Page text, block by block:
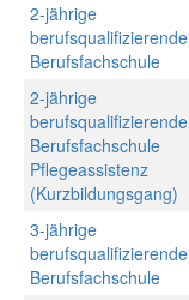
2-jährige
berufsqualifizierende
Berufsfachschule
2-jährige
berufsqualifizierende
Berufsfachschule
Pflegeassistenz
(Kurzbildungsgang)
3-jährige
berufsqualifizierende
Berufsfachschule